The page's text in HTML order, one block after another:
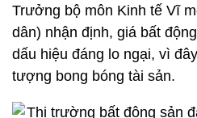
Trưởng bộ môn Kinh tế Vĩ
dân) nhận định, giá bất
dấu hiệu đáng lo ngại, vì
tượng bong bóng tài sản.